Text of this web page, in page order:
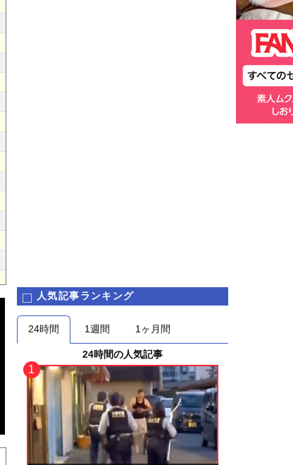
人気記事ランキング
24時間 1週間 1ヶ月間
24時間の人気記事